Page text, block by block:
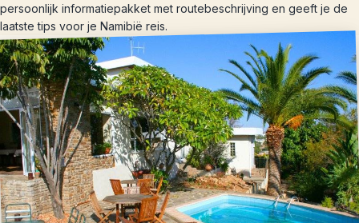
persoonlijk informatiepakket met routebeschrijving en geeft je de
laatste tips voor je Namibië reis.